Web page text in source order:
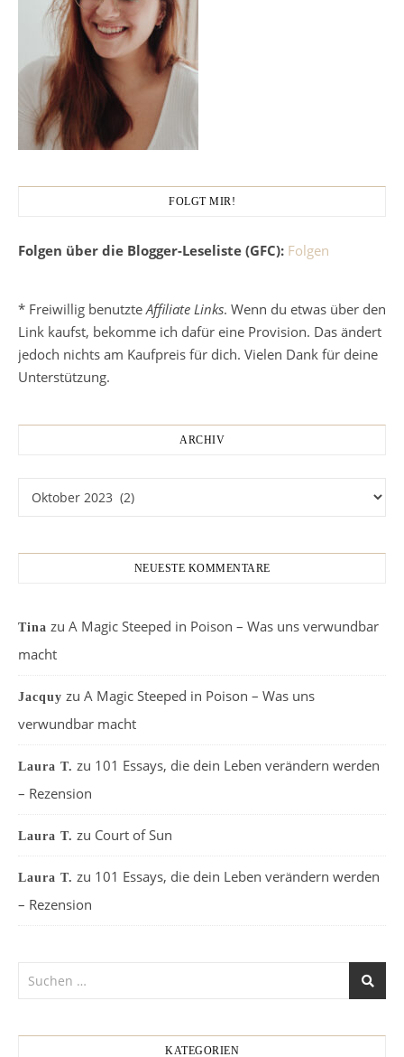
FOLGT MIR!
Folgen über die Blogger-Leseliste (GFC): Folgen
* Freiwillig benutzteAffiliate Links. Wenn du etwas über den
Link kaufst, bekomme ich dafür eine Provision. Das ändert
jedoch nichts am Kaufpreis für dich. Vielen Dank für deine
Unterstützung.
ARCHIV
Archiv
NEUESTE KOMMENTARE
Tina zu A Magic Steeped in Poison – Was uns verwundbar
macht
Jacquy zu A Magic Steeped in Poison – Was uns
verwundbar macht
Laura T. zu 101 Essays, die dein Leben verändern werden
– Rezension
Laura T. zu Court of Sun
Laura T. zu 101 Essays, die dein Leben verändern werden
– Rezension
KATEGORIEN